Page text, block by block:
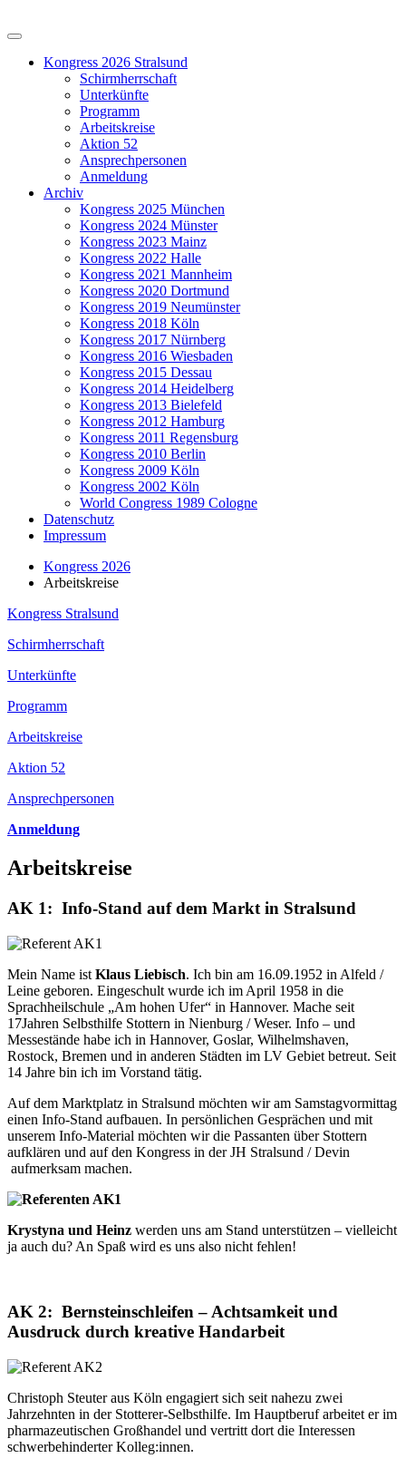
Kongress 2026 Stralsund
Schirmherrschaft
Unterkünfte
Programm
Arbeitskreise
Aktion 52
Ansprechpersonen
Anmeldung
Archiv
Kongress 2025 München
Kongress 2024 Münster
Kongress 2023 Mainz
Kongress 2022 Halle
Kongress 2021 Mannheim
Kongress 2020 Dortmund
Kongress 2019 Neumünster
Kongress 2018 Köln
Kongress 2017 Nürnberg
Kongress 2016 Wiesbaden
Kongress 2015 Dessau
Kongress 2014 Heidelberg
Kongress 2013 Bielefeld
Kongress 2012 Hamburg
Kongress 2011 Regensburg
Kongress 2010 Berlin
Kongress 2009 Köln
Kongress 2002 Köln
World Congress 1989 Cologne
Datenschutz
Impressum
Kongress 2026
Arbeitskreise
Kongress Stralsund
Schirmherrschaft
Unterkünfte
Programm
Arbeitskreise
Aktion 52
Ansprechpersonen
Anmeldung
Arbeitskreise
AK 1: Info-Stand auf dem Markt in Stralsund
Mein Name ist Klaus Liebisch. Ich bin am 16.09.1952 in Alfeld /
Leine geboren. Eingeschult wurde ich im April 1958 in die
Sprachheilschule „Am hohen Ufer“ in Hannover. Mache seit
17Jahren Selbsthilfe Stottern in Nienburg / Weser. Info – und
Messestände habe ich in Hannover, Goslar, Wilhelmshaven,
Rostock, Bremen und in anderen Städten im LV Gebiet betreut. Seit
14 Jahre bin ich im Vorstand tätig.
Auf dem Marktplatz in Stralsund möchten wir am Samstagvormittag
einen Info-Stand aufbauen. In persönlichen Gesprächen und mit
unserem Info-Material möchten wir die Passanten über Stottern
aufklären und auf den Kongress in der JH Stralsund / Devin
aufmerksam machen.
Krystyna und Heinz werden uns am Stand unterstützen – vielleicht
ja auch du? An Spaß wird es uns also nicht fehlen!
AK 2: Bernsteinschleifen – Achtsamkeit und
Ausdruck durch kreative Handarbeit
Christoph Steuter aus Köln engagiert sich seit nahezu zwei
Jahrzehnten in der Stotterer-Selbsthilfe. Im Hauptberuf arbeitet er im
pharmazeutischen Großhandel und vertritt dort die Interessen
schwerbehinderter Kolleg:innen.